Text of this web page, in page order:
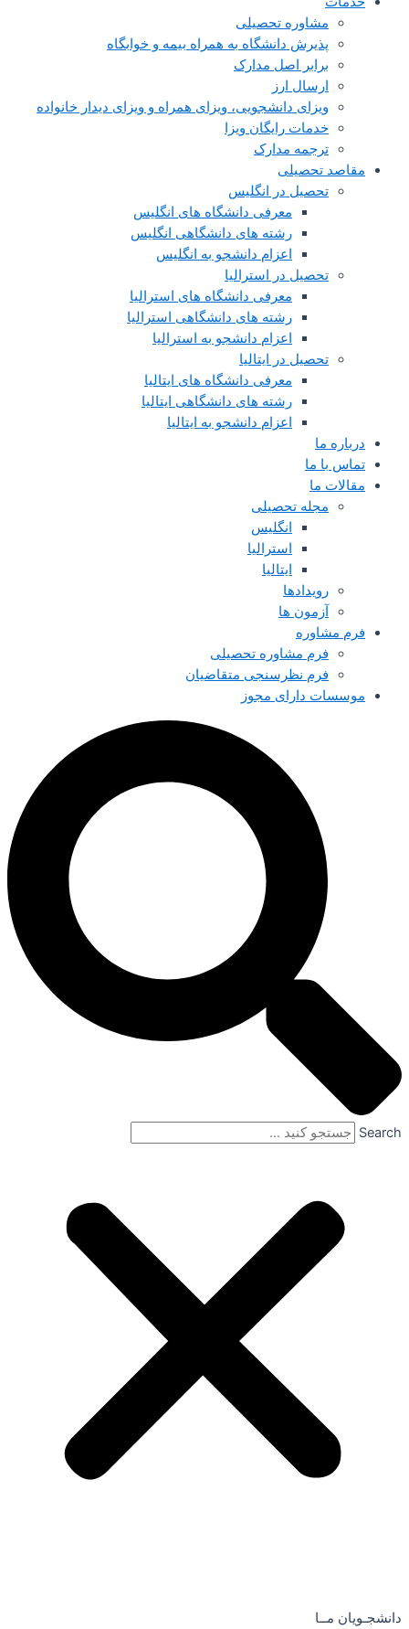
مشاوره تحصیلی
پذیرش دانشگاه به همراه بیمه و خوابگاه
برابر اصل مدارک
ارسال ارز
ویزای دانشجویی، ویزای همراه و ویزای دیدار خانواده
خدمات رایگان ویزا
ترجمه مدارک
مقاصد تحصیلی
تحصیل در انگلیس
معرفی دانشگاه های انگلیس
رشته های دانشگاهی انگلیس
اعزام دانشجو به انگلیس
تحصیل در استرالیا
معرفی دانشگاه های استرالیا
رشته های دانشگاهی استرالیا
اعزام دانشجو به استرالیا
تحصیل در ایتالیا
معرفی دانشگاه های ایتالیا
رشته های دانشگاهی ایتالیا
اعزام دانشجو به ایتالیا
درباره ما
تماس با ما
مقالات ما
مجله تحصیلی
انگلیس
استرالیا
ایتالیا
رویدادها
آزمون ها
فرم مشاوره
فرم مشاوره تحصیلی
فرم نظرسنجی متقاضیان
موسسات دارای مجوز
Search
دانشجـویان مــا